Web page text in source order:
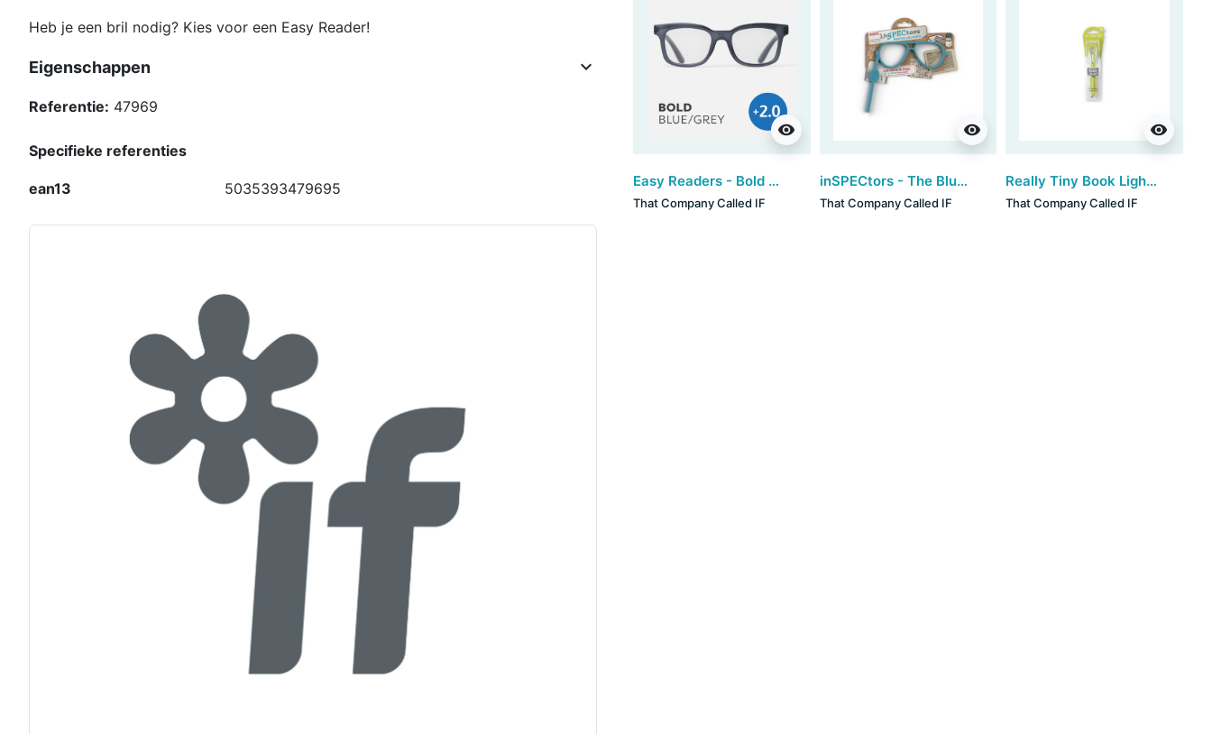
Heb je een bril nodig? Kies voor een Easy Reader!
Eigenschappen 
Referentie: 47969
Specifieke referenties
ean13 5035393479695
visibility
Easy Readers - Bold Blue/Grey (+2)
That Company Called IF
visibility
inSPECtors - The Blue Pair
That Company Called IF
visibility
Really Tiny Book Light - Chartreuse
That Company Called IF